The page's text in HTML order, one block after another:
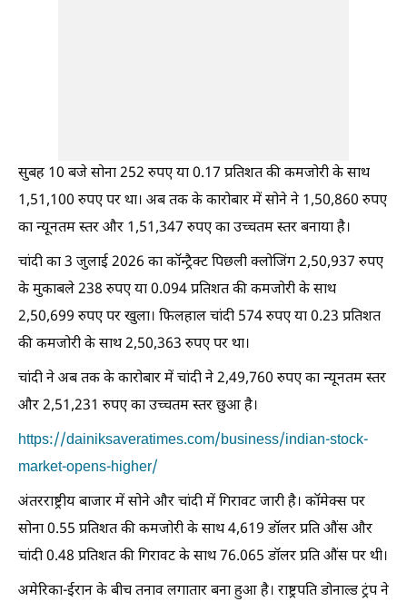
सुबह 10 बजे सोना 252 रुपए या 0.17 प्रतिशत की कमजोरी के साथ
1,51,100 रुपए पर था। अब तक के कारोबार में सोने ने 1,50,860 रुपए
का न्यूनतम स्तर और 1,51,347 रुपए का उच्चतम स्तर बनाया है।
चांदी का 3 जुलाई 2026 का कॉन्ट्रैक्ट पिछली क्लोजिंग 2,50,937 रुपए
के मुकाबले 238 रुपए या 0.094 प्रतिशत की कमजोरी के साथ
2,50,699 रुपए पर खुला। फिलहाल चांदी 574 रुपए या 0.23 प्रतिशत
की कमजोरी के साथ 2,50,363 रुपए पर था।
चांदी ने अब तक के कारोबार में चांदी ने 2,49,760 रुपए का न्यूनतम स्तर
और 2,51,231 रुपए का उच्चतम स्तर छुआ है।
https://dainiksaveratimes.com/business/indian-stock-
market-opens-higher/
अंतरराष्ट्रीय बाजार में सोने और चांदी में गिरावट जारी है। कॉमेक्स पर
सोना 0.55 प्रतिशत की कमजोरी के साथ 4,619 डॉलर प्रति औंस और
चांदी 0.48 प्रतिशत की गिरावट के साथ 76.065 डॉलर प्रति औंस पर थी।
अमेरिका-ईरान के बीच तनाव लगातार बना हुआ है। राष्ट्रपति डोनाल्ड ट्रंप ने